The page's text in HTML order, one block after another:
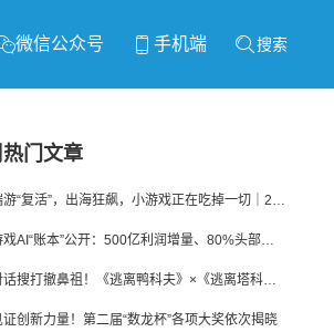
微信公众号 手机端 搜索
门文章
端游“复活”，出海狂飙，小游戏正在吃掉一切｜2026上半年产业报告
游戏AI“账本”公开：500亿利润增量、80%头部入局，谁在闷声发财？
对话搜打撤鼻祖！《逃离鸭科夫》×《逃离塔科夫》官方线下沙龙落幕
证创新力量！第二届“数龙杯”各项大奖依次揭晓